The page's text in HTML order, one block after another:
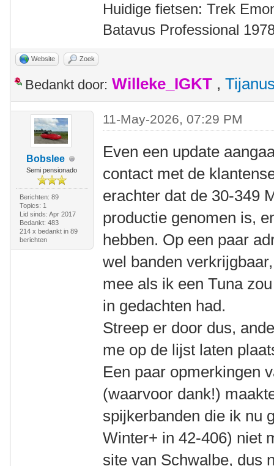
Huidige fietsen: Trek
Batavus Professional
Website Zoek
Bedankt door: Willeke_IGKT ,
Bobslee
Semi pensionado
Berichten: 89
Topics: 1
Lid sinds: Apr 2017
Bedankt: 483
214 x bedankt in 89
berichten
11-May-2026, 07:29 PM
Even een update
contact met de
erachter dat de 30-349
productie genomen is,
hebben. Op een paar
wel banden
mee als ik een Tuna
in gedachten had.
Streep er door dus,
me op de lijst laten
Een paar opmerkingen
(waarvoor dank!)
spijkerbanden die ik nu
Winter+ in 42-406) niet
site van Schwalbe, dus